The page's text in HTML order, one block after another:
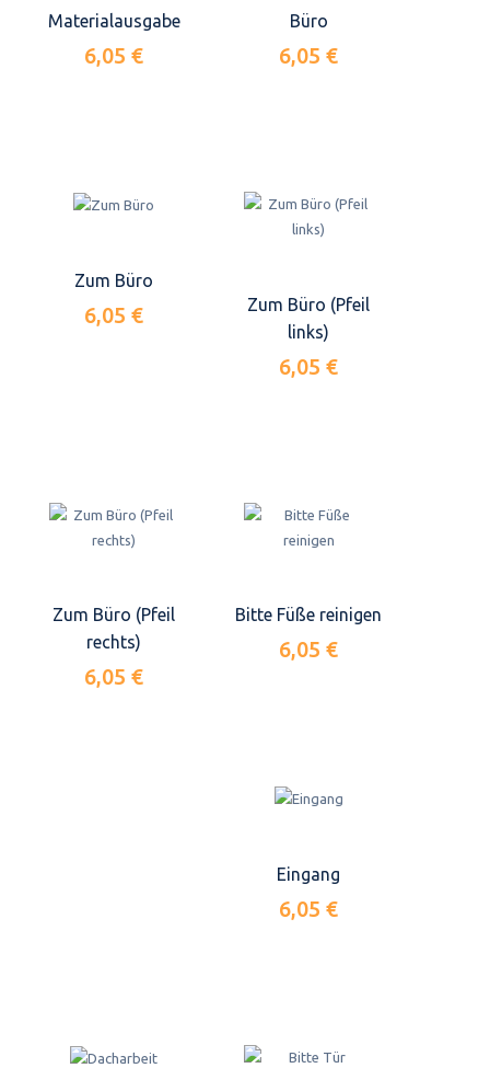
Materialausgabe
6,05 €
Büro
6,05 €
Zum Büro
6,05 €
Zum Büro (Pfeil
links)
6,05 €
Zum Büro (Pfeil
rechts)
6,05 €
Bitte Füße reinigen
6,05 €
Eingang
6,05 €